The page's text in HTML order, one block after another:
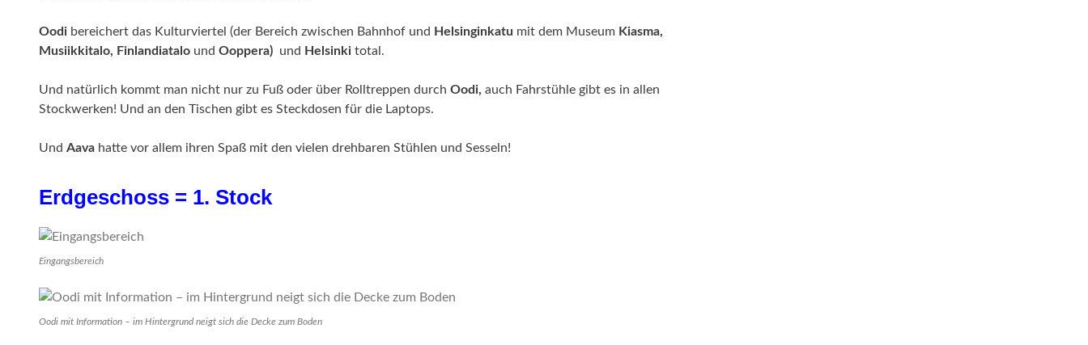
Oodi bereichert das Kulturviertel (der Bereich zwischen Bahnhof und Helsinginkatu mit dem Museum Kiasma,
Musiikkitalo, Finlandiatalo und Ooppera) und Helsinki total.
Und natürlich kommt man nicht nur zu Fuß oder über Rolltreppen durch Oodi, auch Fahrstühle gibt es in allen
Stockwerken! Und an den Tischen gibt es Steckdosen für die Laptops.
Und Aava hatte vor allem ihren Spaß mit den vielen drehbaren Stühlen und Sesseln!
Erdgeschoss = 1. Stock
Eingangsbereich
Oodi mit Information – im Hintergrund neigt sich die Decke zum Boden